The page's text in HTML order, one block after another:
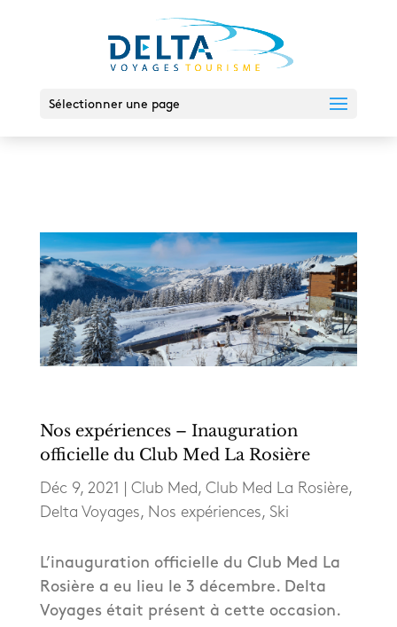
Sélectionner une page
Nos expériences – Inauguration
officielle du Club Med La Rosière
Déc 9, 2021 Club Med , Club Med La Rosière,
Delta Voyages, Nos expériences, Ski
L’inauguration officielle du Club Med La
Rosière a eu lieu le 3 décembre. Delta
Voyages était présent à cette occasion.